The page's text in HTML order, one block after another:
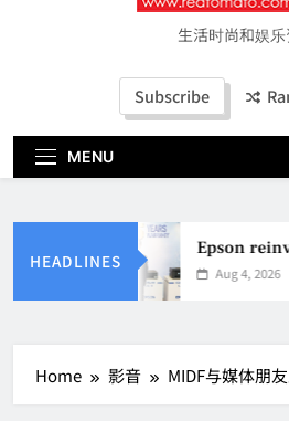
“See Her Heal – 1,000 Untold
妈妈提供分享剖腹产复原历程的空
地产经纪行业蓬勃发展
生活时尚和娱
Subscribe
MENU
HEADLINES
Epson
Aug 4, 2026
Home 影音 MIDF与媒体朋